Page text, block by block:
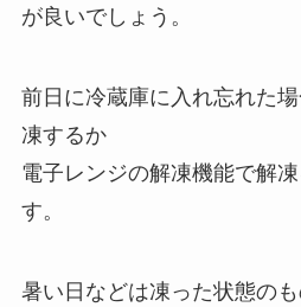
が良いでしょう。
前日に冷蔵庫に入れ忘れた
凍するか
電子レンジの解凍機能で解
す。
暑い日などは凍った状態の